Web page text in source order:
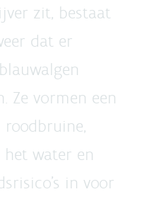
zit, bestaat
dat er
Ze vormen een
roodbruine,
water en
in voor